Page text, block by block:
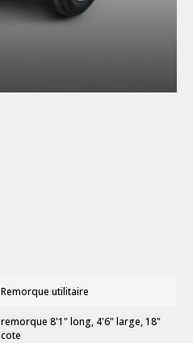
Remorque utilitaire
remorque 8'1" long, 4'6" large, 18"
cote